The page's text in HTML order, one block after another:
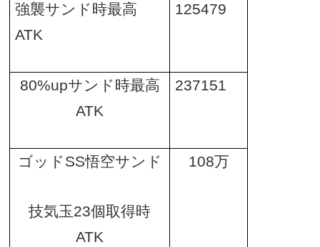
強襲サンド時最高
ATK
125479
80%upサンド時最高
ATK
237151
ゴッドSS悟空サンド 108万
技気玉23個取得時
ATK